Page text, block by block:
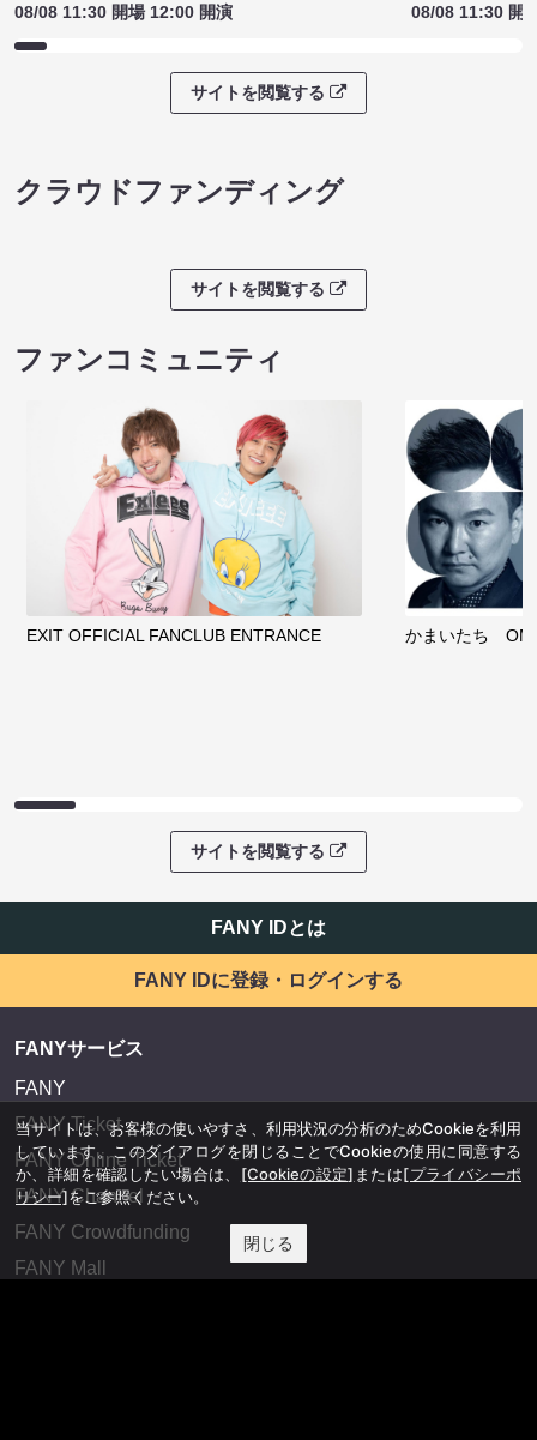
08/08 11:30 開場 12:00 開演
08/08 11:30 開
サイトを閲覧する
クラウドファンディング
サイトを閲覧する
ファンコミュニティ
EXIT OFFICIAL FANCLUB ENTRANCE かまいたち
サイトを閲覧する
FANY IDとは
FANY IDに登録・ログインする
FANYサービス
FANY
FANY Ticket
FANY Online Ticket
FANY Channel
FANY Crowdfunding
FANY Mall
当サイトは、お客様の使いやすさ、利用状況の分析のためCookieを利用
しています。このダイアログを閉じることでCookieの使用に同意する
か、詳細を確認したい場合は、 [Cookieの設定] または[プライバシーポ
リシー]をご参照ください。
閉じる